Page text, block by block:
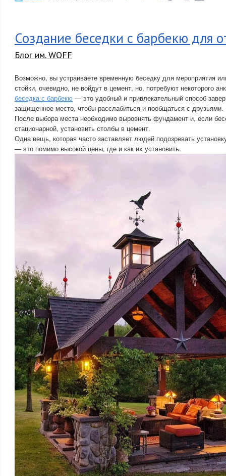
Создание беседки с барбекю для
Блог им. WOFF
Возможно, вы устраиваете временную беседку для мероприятия
стойки, очевидно, не войдут в цемент, но, потребуют некоторого
беседка с барбекю — это удобный и привлекательный способ
защищенное место, чтобы расслабиться и пообщаться с друзьями.
После выбора места необходимо выровнять фундамент и, если
стационарной, установить столбы в цемент.
Одна вещь, которая часто заставляет людей подозревать
— это помимо высокой цены, где и как их установить.